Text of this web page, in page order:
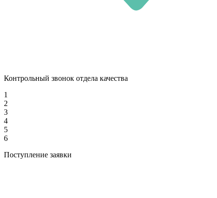
Контрольный звонок отдела качества
1
2
3
4
5
6
Поступление заявки